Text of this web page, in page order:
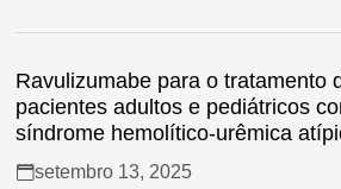
Ravulizumabe para o tratamento
pacientes adultos e pediátricos
síndrome hemolítico-urêmica
setembro 13, 2025